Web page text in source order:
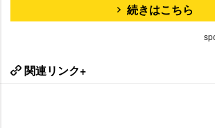
続きはこちら
関連リンク+